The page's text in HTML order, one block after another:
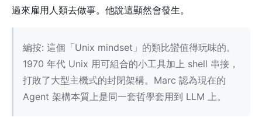
過來雇用人類去做事。他說這顯然會發生。
編按: 這個「Unix mindset」的類比蠻值得玩味的。
1970 年代 Unix 用可組合的小工具加上 shell 串接，
打敗了大型主機式的封閉架構。Marc 認為現在的
Agent 架構本質上是同一套哲學套用到 LLM 上。